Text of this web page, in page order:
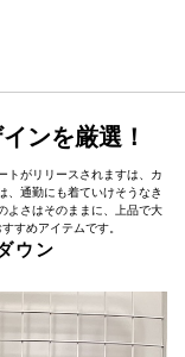
ンを厳選！
トがリリースされますは、カ
、通勤にも着ていけそうなき
よさはそのままに、上品で大
すめアイテムです。
ウン